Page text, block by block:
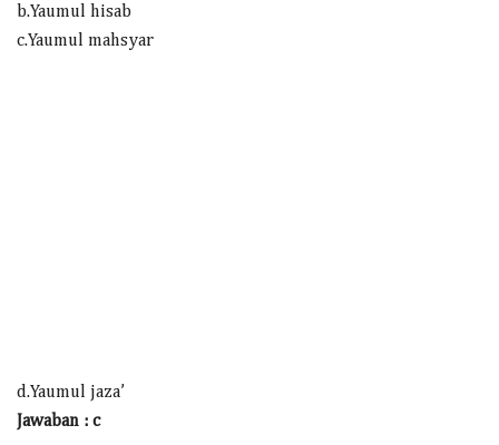
b.Yaumul hisab
c.Yaumul mahsyar
d.Yaumul jaza’
Jawaban : c